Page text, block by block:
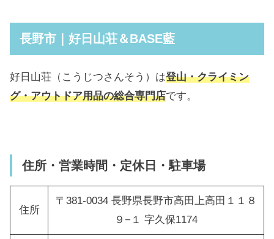
長野市｜好日山荘＆BASE藍
好日山荘（こうじつさんそう）は登山・クライミン
グ・アウトドア用品の総合専門店です。
住所・営業時間・定休日・駐車場
住所
〒381-0034 長野県長野市高田上高田１１８
９−１ 字久保1174